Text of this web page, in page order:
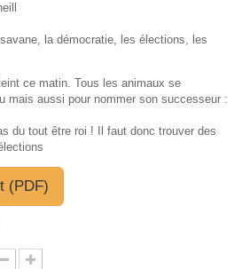
la démocratie, les élections, les
ce matin. Tous les animaux se
mais aussi pour nommer son successeur :
du tout être roi ! Il faut donc trouver des
(PDF)